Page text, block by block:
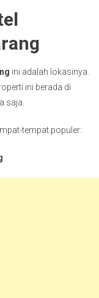
ini adalah lokasinya.
ini berada di
saja.
tempat populer: